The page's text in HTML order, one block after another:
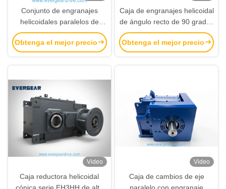
Conjunto de engranajes
helicoidales paralelos de
diseño modular de la serie
EH con relación progresiva y
reducción del ruido para el
Obtenga el mejor precio
Caja de engranajes helicoidal
de ángulo recto de 90 grados
de la serie EB con rango de
potencia de 4KW-4823KW y
diseño modular para
Obtenga el mejor precio
Video
Caja reductora helicoidal
Video
Caja de cambios de eje